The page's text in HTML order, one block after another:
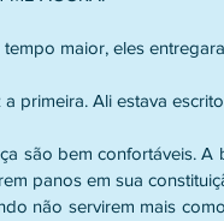
maior, eles
primeira. Ali estava
são bem confortáveis.
panos em sua
não servirem mais